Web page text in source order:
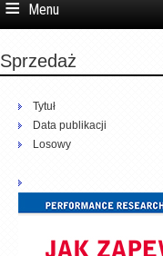
Menu
Sprzedaż
Tytuł
Data publikacji
Losowy